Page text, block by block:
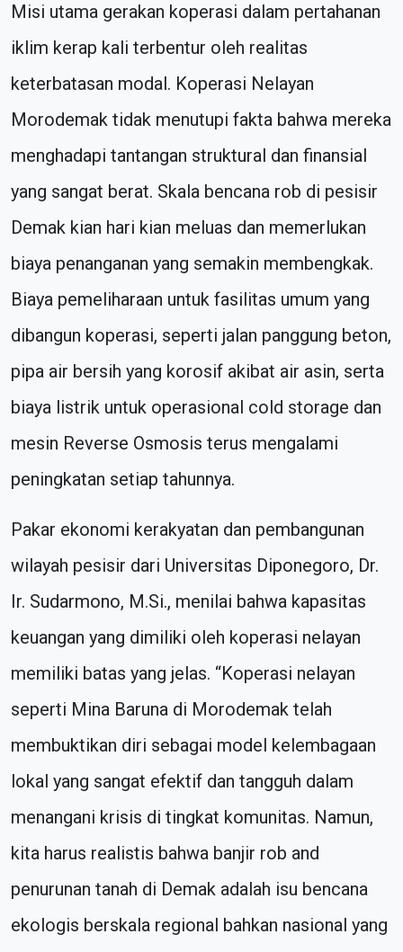
Misi utama gerakan koperasi dalam pertahanan
iklim kerap kali terbentur oleh realitas
keterbatasan modal. Koperasi Nelayan
Morodemak tidak menutupi fakta bahwa mereka
menghadapi tantangan struktural dan finansial
yang sangat berat. Skala bencana rob di pesisir
Demak kian hari kian meluas dan memerlukan
biaya penanganan yang semakin membengkak.
Biaya pemeliharaan untuk fasilitas umum yang
dibangun koperasi, seperti jalan panggung beton,
pipa air bersih yang korosif akibat air asin, serta
biaya listrik untuk operasional cold storage dan
mesin Reverse Osmosis terus mengalami
peningkatan setiap tahunnya.
Pakar ekonomi kerakyatan dan pembangunan
wilayah pesisir dari Universitas Diponegoro, Dr.
Ir. Sudarmono, M.Si., menilai bahwa kapasitas
keuangan yang dimiliki oleh koperasi nelayan
memiliki batas yang jelas. “Koperasi nelayan
seperti Mina Baruna di Morodemak telah
membuktikan diri sebagai model kelembagaan
lokal yang sangat efektif dan tangguh dalam
menangani krisis di tingkat komunitas. Namun,
kita harus realistis bahwa banjir rob and
penurunan tanah di Demak adalah isu bencana
ekologis berskala regional bahkan nasional yang